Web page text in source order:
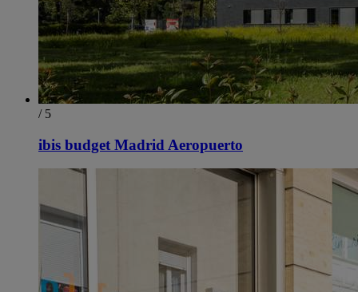
/ 5
ibis budget Madrid Aeropuerto